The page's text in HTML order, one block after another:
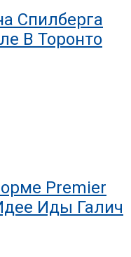
Спилберга
В Торонто
Premier
Иды Галич